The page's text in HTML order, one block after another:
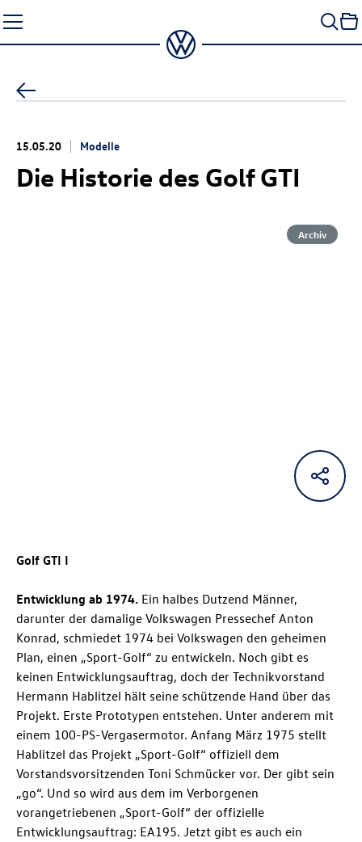
Seiteninhalt
springen
15.05.20 Modelle
Die Historie des Golf GTI
Archiv
Golf GTI I
Entwicklung ab 1974. Ein halbes Dutzend Männer,
darunter der damalige Volkswagen Pressechef Anton
Konrad, schmiedet 1974 bei Volkswagen den geheimen
Plan, einen „Sport-Golf“ zu entwickeln. Noch gibt es
keinen Entwicklungsauftrag, doch der Technikvorstand
Hermann Hablitzel hält seine schützende Hand über das
Projekt. Erste Prototypen entstehen. Unter anderem mit
einem 100-PS-Vergasermotor. Anfang März 1975 stellt
Hablitzel das Projekt „Sport-Golf“ offiziell dem
Vorstandsvorsitzenden Toni Schmücker vor. Der gibt sein
„go“. Und so wird aus dem im Verborgenen
vorangetriebenen „Sport-Golf“ der offizielle
Entwicklungsauftrag: EA195. Jetzt gibt es auch ein